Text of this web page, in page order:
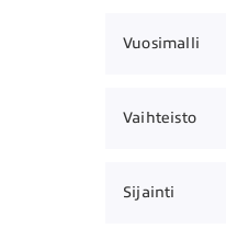
Vuosimalli
Vaihteisto
Sijainti